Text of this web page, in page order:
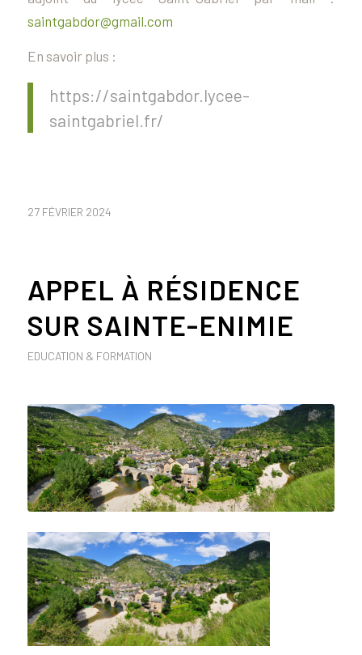
saintgabdor@gmail.com
En savoir plus :
https://saintgabdor.lycee-
saintgabriel.fr/
27 FÉVRIER 2024
APPEL À RÉSIDENCE
SUR SAINTE-ENIMIE
EDUCATION & FORMATION